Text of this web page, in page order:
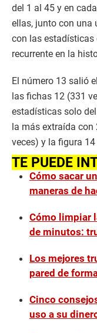
del 1 al 45 y en
ellas, junto con una
con las
recurrente en la
El número 13 salió
las fichas 12 (331
estadísticas solo
la más extraída con
veces) y la figura
TE PUEDE
Cómo sacar
maneras de
Cómo limpiar
de minutos:
Los mejores
pared de
Cinco
uso a su